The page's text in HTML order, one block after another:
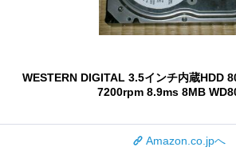
WESTERN DIGITAL 3.5インチ内蔵HDD
7200rpm 8.9ms 8MB
Amazon.co.jpへ